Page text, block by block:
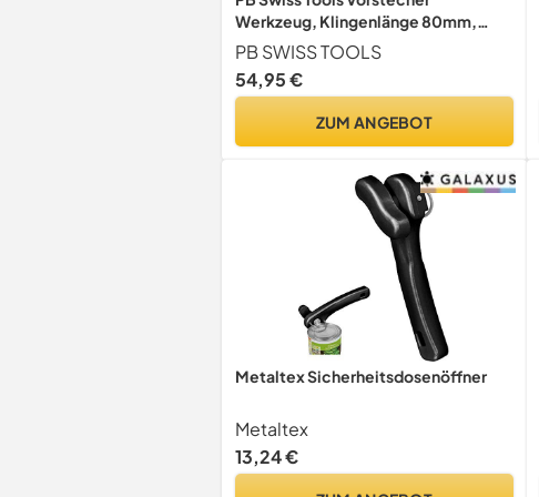
Werkzeug, Klingenlänge 80mm,
650.80 CN
PB SWISS TOOLS
54,95 €
ZUM ANGEBOT
Metaltex Sicherheitsdosenöffner
Metaltex
13,24 €